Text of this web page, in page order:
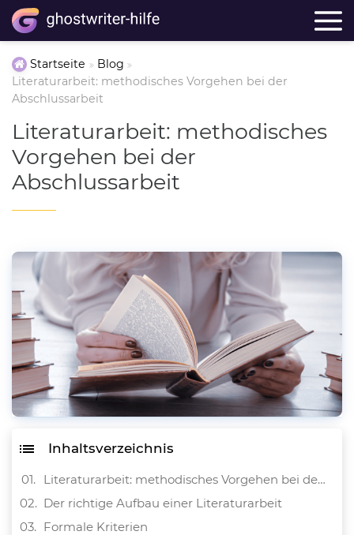
Startseite
Blog
Literaturarbeit: methodisches Vorgehen bei der
Abschlussarbeit
Literaturarbeit: methodisches
Vorgehen bei der
Abschlussarbeit
Inhaltsverzeichnis
Literaturarbeit: methodisches Vorgehen bei der Abschlussarbeit
Der richtige Aufbau einer Literaturarbeit
Formale Kriterien